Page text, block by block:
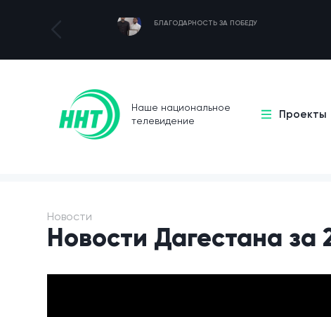
БЛАГОДАРНОСТЬ ЗА ПОБЕДУ
Наше национальное
телевидение
Проекты
Новости
Новости Дагестана за